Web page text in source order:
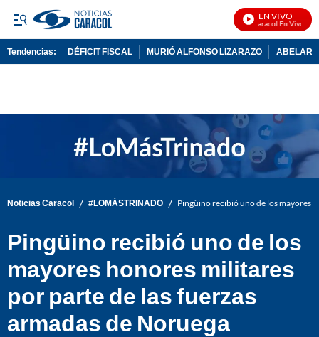
EN VIVO
Noticias Caracol En Vivo
Tendencias: DÉFICIT FISCAL MURIÓ ALFONSO LIZARAZO
Noticias Caracol / #LOMÁSTRINADO / Pingüino recibió uno de los mayores
Pingüino recibió uno de los
mayores honores militares
por parte de las fuerzas
armadas de Noruega